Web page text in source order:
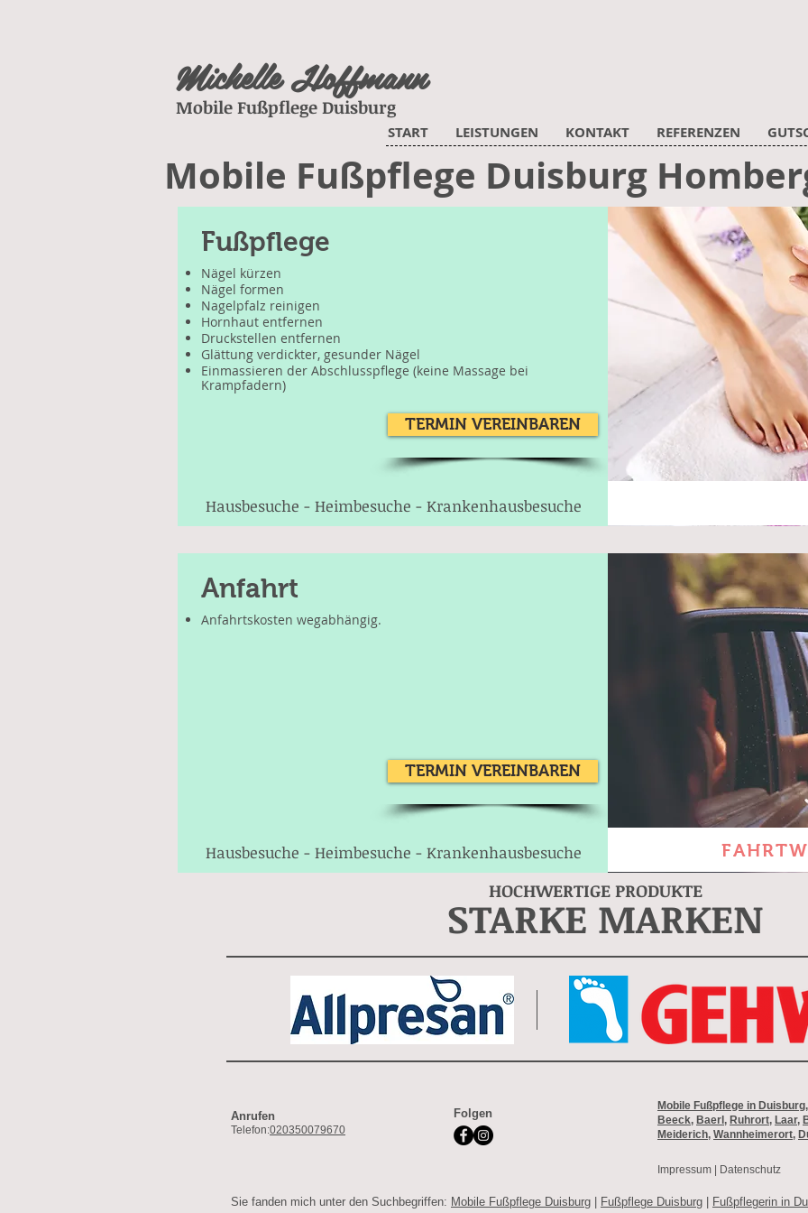
Michelle Hoffmann
Mobile Fußpflege Duisburg
START LEISTUNGEN KONTAKT REFERENZEN
Mobile Fußpflege Duisburg
Fußpflege
Nägel kürzen
Nägel formen
Nagelpfalz reinigen
Hornhaut entfernen
Druckstellen entfernen
Glättung verdickter, gesunder Nägel
Einmassieren der Abschlusspflege (keine Massage bei
Krampfadern)
TERMIN VEREINBAREN
Hausbesuche - Heimbesuche - Krankenhausbesuche
Anfahrt
Anfahrtskosten wegabhängig.
TERMIN VEREINBAREN
Hausbesuche - Heimbesuche - Krankenhausbesuche
STARKE MARKEN
HOCHWERTIGE PRODUKTE
Folgen
Anrufen
Telefon:020350079670
Impressum Datenschutz
Mobile Fußpflege in Duisburg
Beeck, Baerl , Ruhrort, Laar,
Meiderich, Wannheimerort,
Sie fanden mich unter den Suchbegriffen: Mobile Fußpflege Duisburg Fußpflege Duisburg
Fußpflegerin in